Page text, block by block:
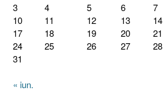
3
4 5 6 7
10
11 12 13 14
17
18 19 20 21
24
25 26 27 28
31
« iun.